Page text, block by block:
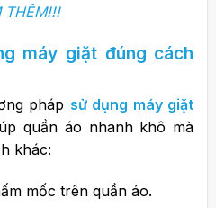
THÊM!!!
máy giặt đúng cách
pháp sử dụng máy giặt
quần áo nhanh khô mà
khác:
mốc trên quần áo.